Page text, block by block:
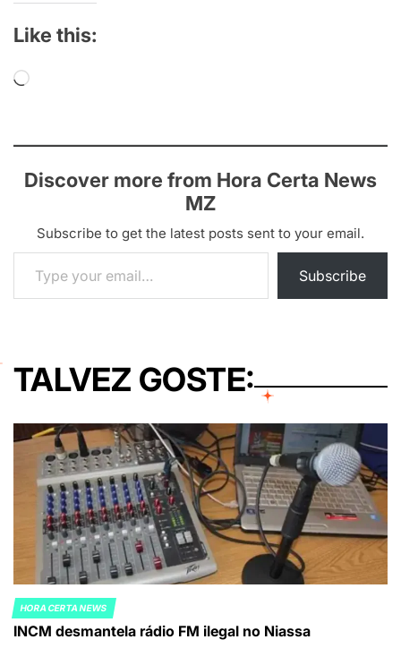
Like this:
Loading…
Discover more from Hora Certa News
MZ
Subscribe to get the latest posts sent to your email.
Type your email…
Subscribe
TALVEZ GOSTE:
POSTED
IN
HORA CERTA NEWS
INCM desmantela rádio FM ilegal no Niassa